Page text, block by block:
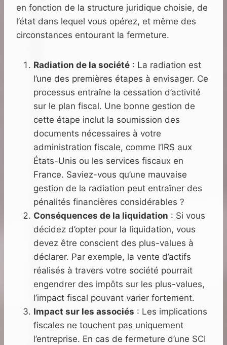
en fonction de la structure juridique choisie, de
l’état dans lequel vous opérez, et même des
circonstances entourant la fermeture.
Radiation de la société : La radiation est
l’une des premières étapes à envisager. Ce
processus entraîne la cessation d’activité
sur le plan fiscal. Une bonne gestion de
cette étape inclut la soumission des
documents nécessaires à votre
administration fiscale, comme l’IRS aux
États-Unis ou les services fiscaux en
France. Saviez-vous qu’une mauvaise
gestion de la radiation peut entraîner des
pénalités financières considérables ?
Conséquences de la liquidation : Si vous
décidez d’opter pour la liquidation, vous
devez être conscient des plus-values à
déclarer. Par exemple, la vente d’actifs
réalisés à travers votre société pourrait
engendrer des impôts sur les plus-values,
l’impact fiscal pouvant varier fortement.
Impact sur les associés : Les implications
fiscales ne touchent pas uniquement
l’entreprise. En cas de fermeture d’une SCI